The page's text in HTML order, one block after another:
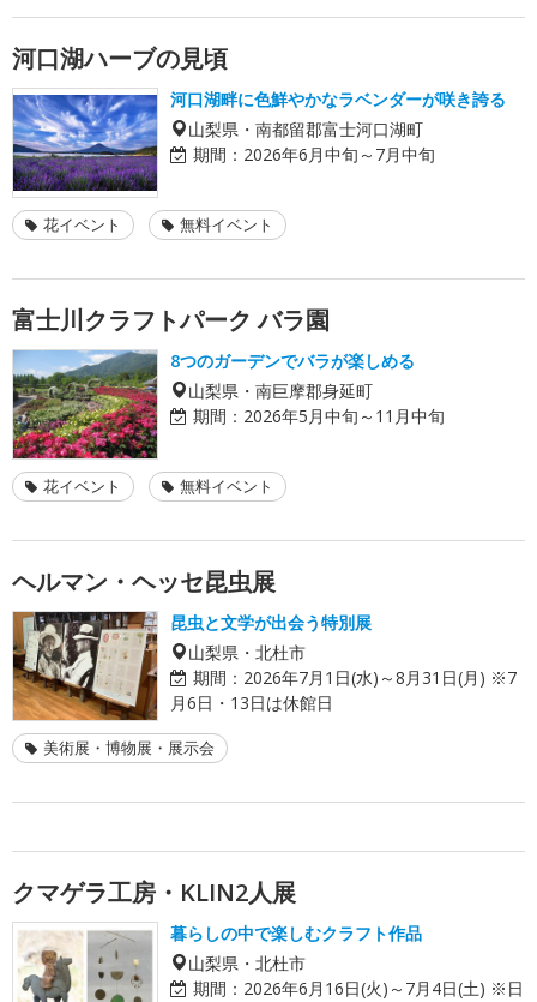
河口湖ハーブの見頃
河口湖畔に色鮮やかなラベンダーが咲き誇る
山梨県・南都留郡富士河口湖町
期間： 2026年6月中旬～7月中旬
花イベント 無料イベント
富士川クラフトパーク バラ園
8つのガーデンでバラが楽しめる
山梨県・南巨摩郡身延町
期間： 2026年5月中旬～11月中旬
花イベント 無料イベント
ヘルマン・ヘッセ昆虫展
昆虫と文学が出会う特別展
山梨県・北杜市
期間： 2026年7月1日(水)～8月31日(月) ※7
月6日・13日は休館日
美術展・博物展・展示会
クマゲラ工房・KLIN2人展
暮らしの中で楽しむクラフト作品
山梨県・北杜市
期間： 2026年6月16日(火)～7月4日(土) ※日